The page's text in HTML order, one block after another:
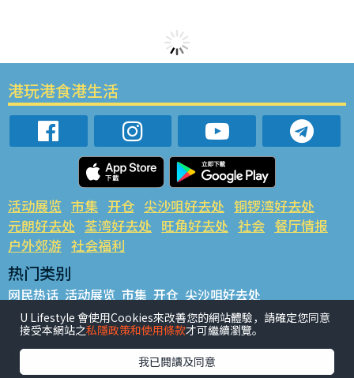
港玩港食港生活
活动展览 市集 开仓 尖沙咀好去处 铜锣湾好去处
元朗好去处 荃湾好去处 旺角好去处 社会 餐厅情报
户外郊游 社会福利
热门类别
网民热话 活动展览 市集 开仓 尖沙咀好去处
铜锣湾好去处 元朗好去处 荃湾好去处 旺角好去处 社会
餐厅情报 户外郊游
热门标签
U Lifestyle 會使用Cookies來改善您的網站體驗，請確定您同意
接受本網站之私隱政策和使用條款才可繼續瀏覽。
我已閱讀及同意